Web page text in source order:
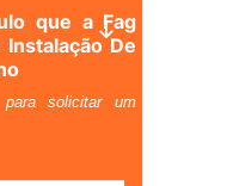
que a Fag
De
solicitar um